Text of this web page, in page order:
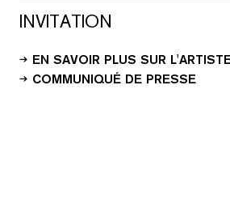
INVITATION
EN SAVOIR PLUS SUR
COMMUNIQUÉ DE PRESSE